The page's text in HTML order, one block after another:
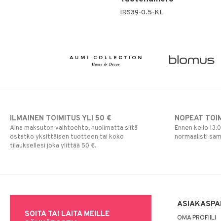
IRS39-0.5-KL
ILMAINEN TOIMITUS YLI 50 €
Aina maksuton vaihtoehto, huolimatta siitä
ostatko yksittäisen tuotteen tai koko
tilauksellesi joka ylittää 50 €.
NOPEAT
Ennen kello
normaalisti
SOITA TAI LAITA MEILLE
OMA PROFIILI